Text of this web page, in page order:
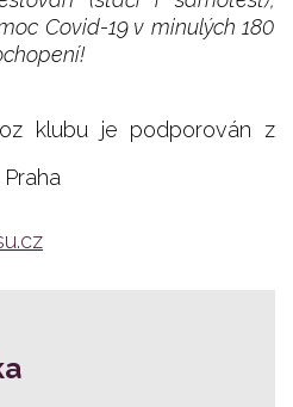
Covid-19 v minulých 180
klubu je podporován z